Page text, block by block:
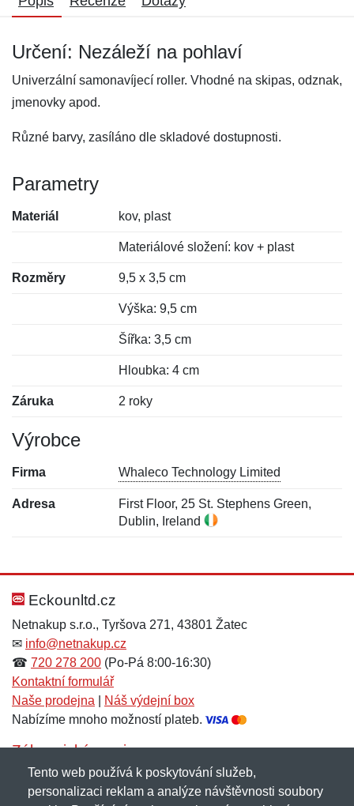
Určení: Nezáleží na pohlaví
Univerzální samonavíjecí roller. Vhodné na skipas, odznak,
jmenovky apod.
Různé barvy, zasíláno dle skladové dostupnosti.
Parametry
Materiál kov, plast
Materiálové složení: kov + plast
Rozměry 9,5 x 3,5 cm
Výška: 9,5 cm
Šířka: 3,5 cm
Hloubka: 4 cm
Záruka 2 roky
Výrobce
Firma Whaleco Technology Limited
Adresa
First Floor, 25 St. Stephens Green,
Dublin, Ireland
Hodnocení:
Jméno: *
Jméno:
E-mail:*
Eckounltd.cz
Netnakup s.r.o., Tyršova 271, 43801 Žatec
✉ info@netnakup.cz
☎ 720 278 200 (Po-Pá 8:00-16:30)
Kontaktní formulář
Naše prodejna
Náš výdejní box
Nabízíme mnoho možností plateb.
Zákaznický servis
Novinky emailem
Tento web používá k poskytování služeb,
personalizaci reklam a analýze návštěvnosti soubory